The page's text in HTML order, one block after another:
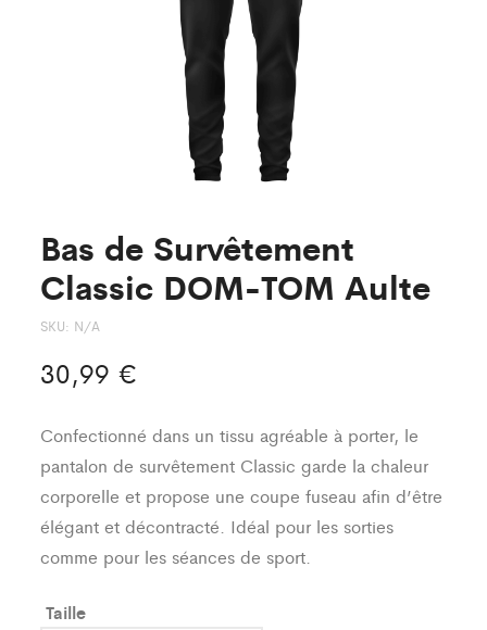
Bas de Survêtement
Classic DOM-TOM Aulte
SKU: N/A
30,99 €
Confectionné dans un tissu agréable à porter, le
pantalon de survêtement Classic garde la chaleur
corporelle et propose une coupe fuseau afin d’être
élégant et décontracté. Idéal pour les sorties
comme pour les séances de sport.
Taille